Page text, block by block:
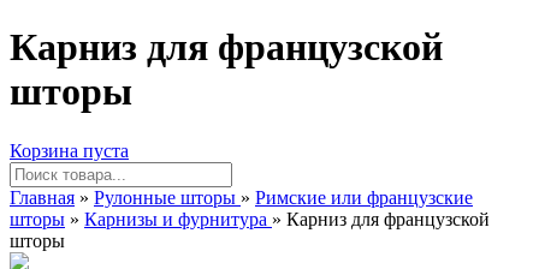
Карниз для французской
шторы
Корзина пуста
Главная » Рулонные шторы » Римские или французские
шторы » Карнизы и фурнитура » Карниз для французской
шторы